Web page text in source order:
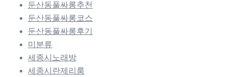
둔산동풀싸롱추천
둔산동풀싸롱코스
둔산동풀싸롱후기
미분류
세종시노래방
세종시란제리룸